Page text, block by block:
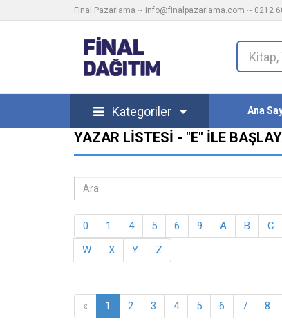
Final Pazarlama ~ info@finalpazarlama.com ~ 0212
Kategoriler Ana
YAZAR LISTESI - "E" ILE
0 1 4 5 6 9 A B C
W
X Y Z
« 1 2 3 4 5 6 7 8